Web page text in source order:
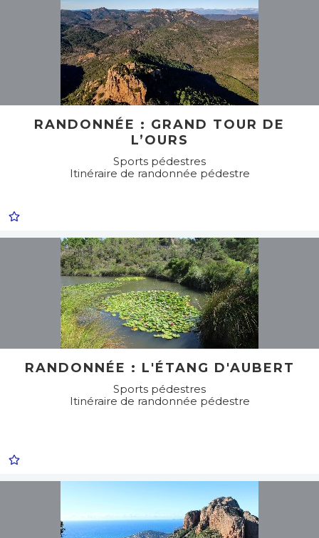
RANDONNÉE : GRAND TOUR DE
L’OURS
Sports pédestres
Itinéraire de randonnée pédestre
RANDONNÉE : L'ÉTANG D'AUBERT
Sports pédestres
Itinéraire de randonnée pédestre